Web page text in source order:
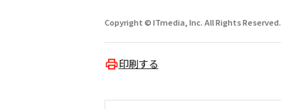
Copyright © ITmedia, Inc. All Rights Reserved.
印刷する